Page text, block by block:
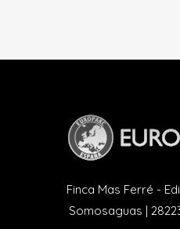
Finca Mas Ferré -
Somosaguas |